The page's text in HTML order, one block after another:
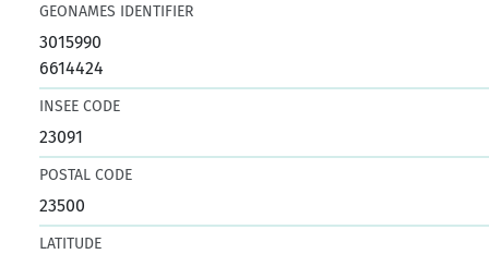
GEONAMES IDENTIFIER
3015990
6614424
INSEE CODE
23091
POSTAL CODE
23500
LATITUDE